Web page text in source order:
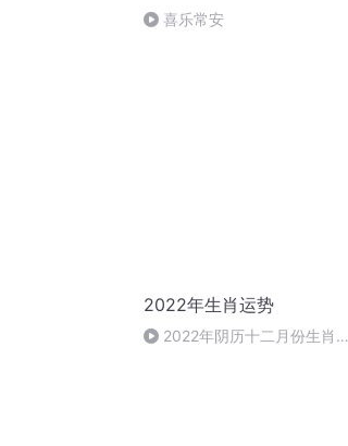
喜乐常安
2022年生肖运势
2022年阴历十二月份生肖运